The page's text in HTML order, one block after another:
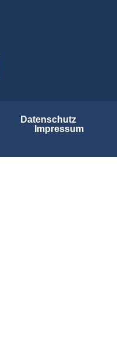
Datenschutz
Impressum